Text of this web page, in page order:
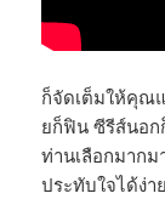
ก็จัดเต็มให้คุณ
ยก็ฟิน ซีรีส์นอก
ท่านเลือกมาก
ประทับใจได้ง่า